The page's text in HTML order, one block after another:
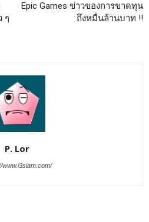
ๆ
Epic Games ข่าวของการขาดทุน
ถึงหมื่นล้านบาท !!
P. Lor
www.i3siam.com/